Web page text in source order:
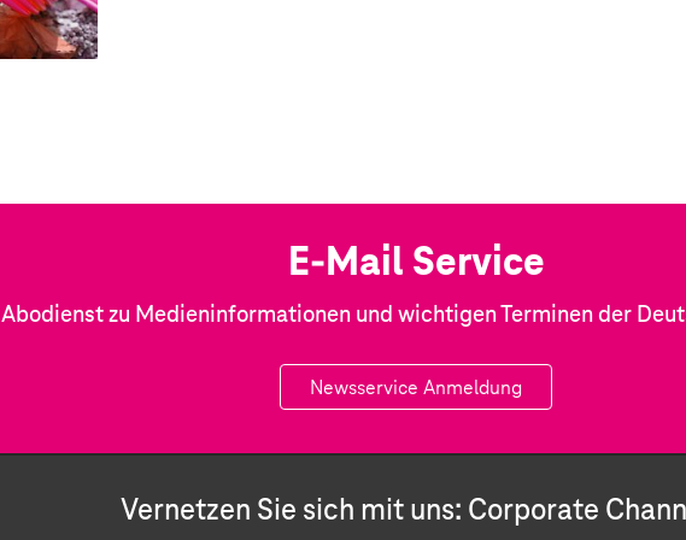
E-Mail Service
Abodienst zu Medieninformationen und wichtigen Terminen der
Newsservice Anmeldung
Vernetzen Sie sich mit uns: Corporate